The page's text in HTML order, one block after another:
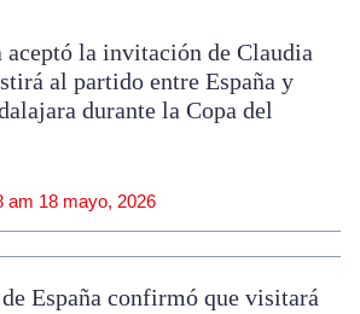
aceptó la invitación de Claudia
al partido entre España y
durante la Copa del
am 18 mayo, 2026
España confirmó que visitará